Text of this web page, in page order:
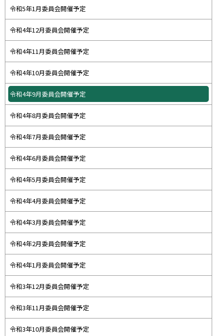
令和5年1月委員会開催予定
令和4年12月委員会開催予定
令和4年11月委員会開催予定
令和4年10月委員会開催予定
令和4年9月委員会開催予定
令和4年8月委員会開催予定
令和4年7月委員会開催予定
令和4年6月委員会開催予定
令和4年5月委員会開催予定
令和4年4月委員会開催予定
令和4年3月委員会開催予定
令和4年2月委員会開催予定
令和4年1月委員会開催予定
令和3年12月委員会開催予定
令和3年11月委員会開催予定
令和3年10月委員会開催予定